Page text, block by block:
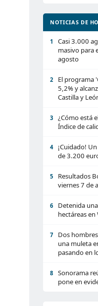
NOTICIAS DE
1
Casi 3.000
masivo para
agosto
2
El programa
5,2% y
Castilla y
3
¿Cómo está
Índice de
4
¡Cuidado!
de 3.200
5
Resultados
viernes 7 de
6
Detenida
hectáreas en
7
Dos
una muleta
pasando en
8
Sonorama
pone en